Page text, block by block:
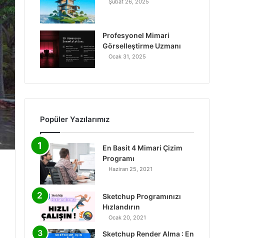
Şubat 26, 2025
Profesyonel Mimari
Görselleştirme Uzmanı
Ocak 31, 2025
Popüler Yazılarımız
En Basit 4 Mimari Çizim
Programı
Haziran 25, 2021
Sketchup Programınızı
Hızlandırın
Ocak 20, 2021
Sketchup Render Alma : En